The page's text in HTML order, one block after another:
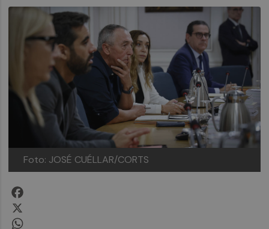
Foto: JOSÉ CUÉLLAR/CORTS